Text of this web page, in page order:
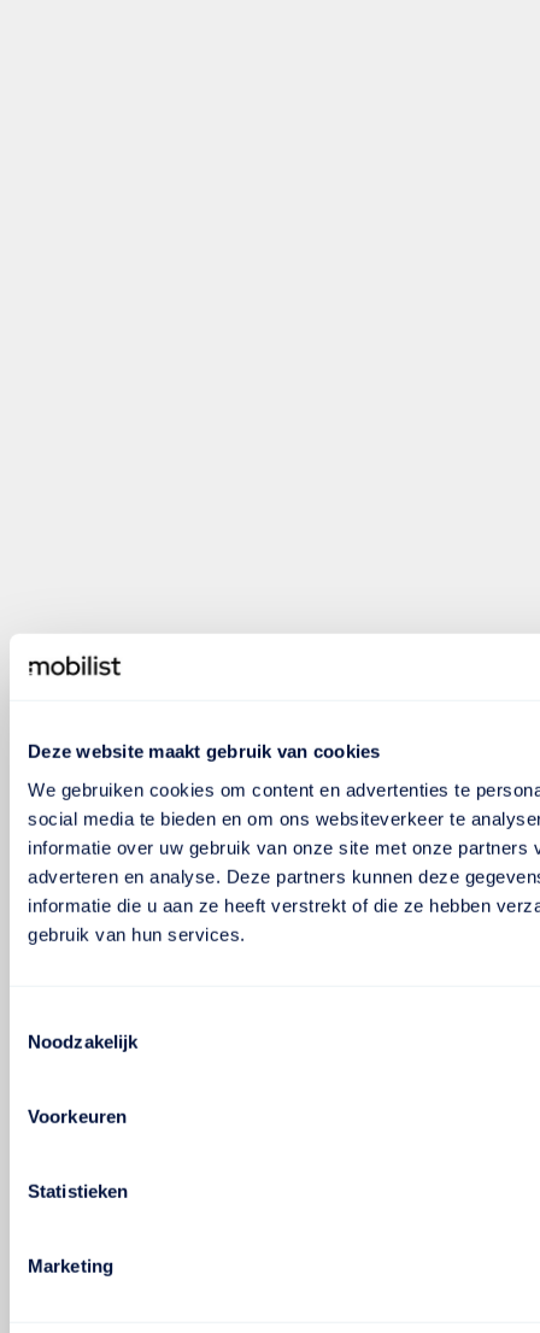
Deze website maakt gebruik van cookies
We gebruiken cookies om content en advertenties te
social media te bieden en om ons websiteverkeer te
informatie over uw gebruik van onze site met onze partners
adverteren en analyse. Deze partners kunnen deze
informatie die u aan ze heeft verstrekt of die ze hebben
gebruik van hun services.
Noodzakelijk
Voorkeuren
Statistieken
Marketing